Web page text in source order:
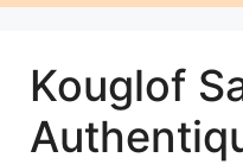
Kouglof